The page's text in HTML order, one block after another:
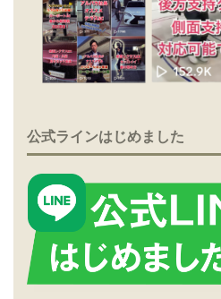
公式ラインはじめました